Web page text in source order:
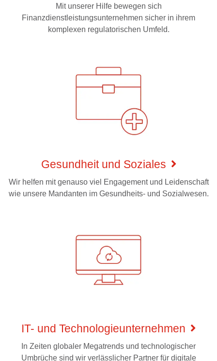
Mit unserer Hilfe bewegen sich
Finanzdienstleistungsunternehmen sicher in ihrem
komplexen regulatorischen Umfeld.
Gesundheit und Soziales
Wir helfen mit genauso viel Engagement und Leidenschaft
wie unsere Mandanten im Gesundheits- und Sozialwesen.
IT- und Technologieunternehmen
In Zeiten globaler Megatrends und technologischer
Umbrüche sind wir verlässlicher Partner für digitale